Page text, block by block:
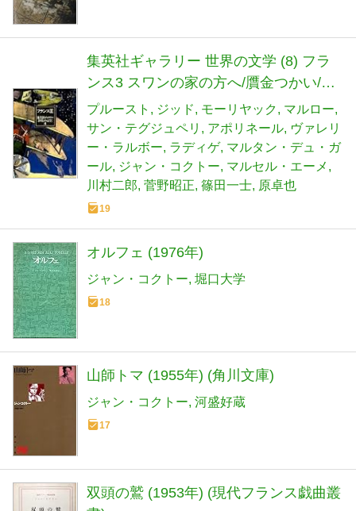
集英社ギャラリー 世界の文学 (8) フラ
ンス3 スワンの家の方へ/贋金つかい/テ
レーズ・デスケルー/王道/夜間飛行/ヒル
デスハイムの薔薇/オノレ・シュブラッ
クの失踪/包丁/ドニーズ/愛の島/アフリ
カ秘話/マルセーユの幻影/壁をぬける男
プルースト ジッド モーリヤック
マルロー
サン・テグジュペリ
アポリネール ヴァレリ
ー・ラルボー ラディゲ マルタン・デュ・ガ
ール ジャン・コクトー マルセル・エーメ
川村二郎 菅野昭正 篠田一士 原卓也
19
オルフェ (1976年)
ジャン・コクトー 堀口大学
18
山師トマ (1955年) (角川文庫)
ジャン・コクトー 河盛好蔵
17
双頭の鷲 (1953年) (現代フランス戯曲叢